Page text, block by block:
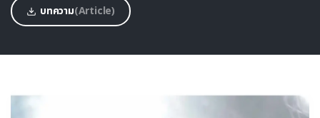
บทความ(Article)